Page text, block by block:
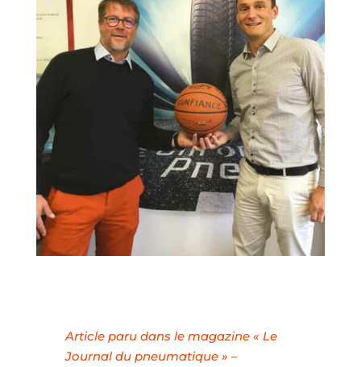
Article paru dans le magazine « Le
Journal du pneumatique » –